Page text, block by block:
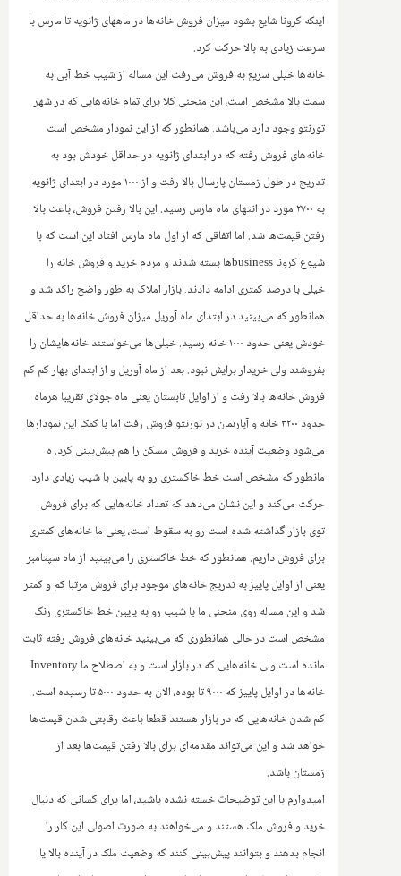
اینکه کرونا شایع بشود میزان فروش خانه‌ها در ماههای ژانویه تا مارس با
سرعت زیادی به بالا حرکت کرد.
خانه‌ها خیلی سریع به فروش می‌رفت این مساله از شیب خط آبی به
سمت بالا مشخص است، این منحنی کلا برای تمام خانه‌هایی که در شهر
تورنتو وجود دارد می‌باشد. همانطور که از این نمودار مشخص است
خانه‌های فروش رفته که در ابتدای ژانویه در حداقل خودش بود به‌
تدریج در طول زمستان پارسال بالا رفت و از ۱۰۰۰ مورد در ابتدای ژانویه
به ۲۷۰۰ مورد در انتهای ماه مارس رسید. این بالا رفتن فروش، باعث بالا
رفتن قیمت‌ها شد. اما اتفاقی که از اول ماه مارس افتاد این است که با
شیوع کروناbusinessها بسته شدند و مردم خرید و فروش خانه را
خیلی با درصد کمتری ادامه دادند. بازار املاک به طور واضح راکد شد و
همانطور که می‌بینید در ابتدای ماه آوریل میزان فروش خانه‌ها به حداقل
خودش یعنی حدود ۱۰۰۰ خانه رسید. خیلی‌ها می‌خواستند خانه‌هایشان را
بفروشند ولی خریدار برایش نبود.‌ بعد از ماه آوریل و از ابتدای بهار کم کم
فروش خانه‌ها بالا رفت و از اوایل تابستان یعنی ماه جولای تقریبا هرماه
حدود ۳۲۰۰ خانه و آپارتمان در تورنتو فروش رفت اما با کمک این نمودارها
می‌شود وضعیت آینده خرید و فروش‌ مسکن را هم پیش‌بینی کرد. ه
مانطور که مشخص است خط خاکستری رو به پایین با شیب زیادی دارد
حرکت می‌کند و این نشان می‌دهد که تعداد خانه‌هایی که برای فروش
توی بازار گذاشته شده است رو به سقوط است، یعنی ما خانه‌های کمتری
برای فروش داریم. همانطور که خط خاکستری را می‌بینید از ماه سپتامبر
یعنی از اوایل پاییز به تدریج خانه‌های موجود برای فروش مرتبا کم و کمتر
شد و این مساله روی منحنی ما با شیب رو به پایین خط خاکستری رنگ
مشخص است در حالی همانطوری که می‌بینید خانه‌های فروش رفته ثابت
مانده است ولی خانه‌هایی که در بازار است و به اصطلاح ماInventory
خانه‌ها در اوایل پاییز که ۹۰۰۰ تا بوده‌، الان به حدود ۵۰۰۰ تا رسیده است.
کم شدن خانه‌هایی که در بازار هستند قطعا باعث رقابتی شدن قیمت‌ها
خواهد شد و این می‌تواند مقدمه‌ای برای بالا رفتن قیمت‌ها بعد از
زمستان باشد.
‌امیدوارم با این توضیحات خسته نشده باشید، اما برای کسانی که دنبال
خرید و فروش ملک هستند و می‌خواهند به صورت اصولی این کار را
انجام بدهند و بتوانند پیش‌بینی کنند که وضعیت ملک در آینده بالا یا